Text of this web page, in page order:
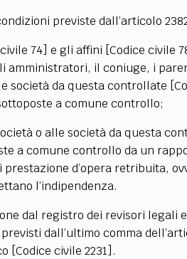
Religione
FILODIRITTO REDAZIONE COMITATO
CODICI RUBRICHE
previste dall’articolo
74] e gli affini [Codice civile
amministratori, il coniuge, i
società da questa controllate
a comune controllo;
o alle società da questa
a comune controllo da un
d’opera retribuita,
l’indipendenza.
dal registro dei revisori legali
dall’ultimo comma
[Codice civile 2231].